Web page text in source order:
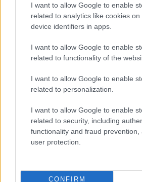
I want to allow Google to enable
related to analytics like cookies on
device identifiers in apps.
I want to allow Google to enable
related to functionality of the
I want to allow Google to enable
related to personalization.
I want to allow Google to enable
related to security, including
functionality and fraud prevention,
user protection.
CONFIRM
Rally3-ban valami hihetetlen
Toldi Árpád sikeresen be tudta